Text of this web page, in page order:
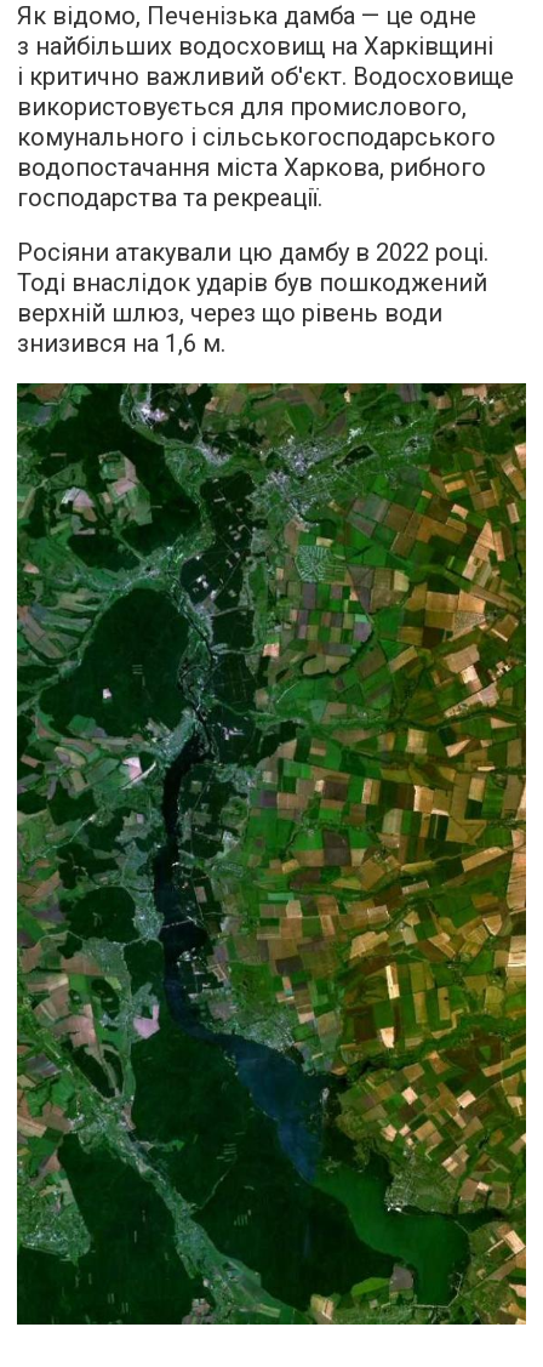
Як відомо, Печенізька дамба — це одне
з найбільших водосховищ на Харківщині
і критично важливий об'єкт. Водосховище
використовується для промислового,
комунального і сільськогосподарського
водопостачання міста Харкова, рибного
господарства та рекреації.
Росіяни атакували цю дамбу в 2022 році.
Тоді внаслідок ударів був пошкоджений
верхній шлюз, через що рівень води
знизився на 1,6 м.